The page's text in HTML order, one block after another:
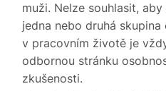
muži. Nelze souhlasit,
jedna nebo druhá skupina
v pracovním životě je
odbornou stránku
zkušenosti.